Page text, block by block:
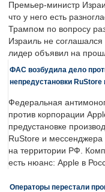
Премьер-министр
что у него есть
Трампом по вопросу
Израиль не
лидер объявил на
ФАС возбудила дело
непредустановки RuStore
Федеральная
против корпорации
предустановке
RuStore и
на территории РФ.
есть нюанс: Apple в
Операторы перестали